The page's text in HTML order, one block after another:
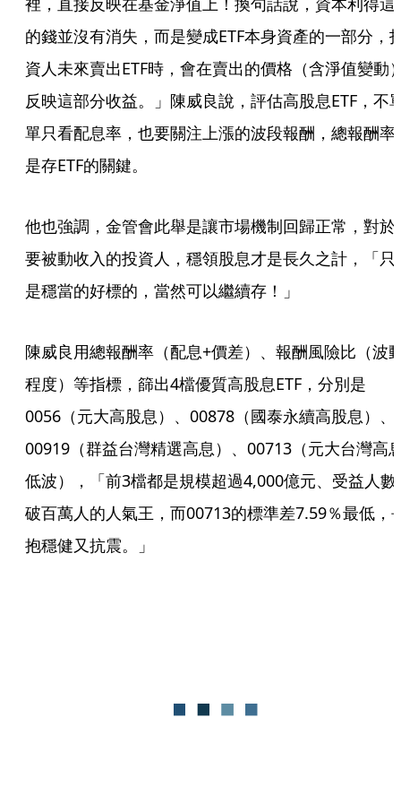
的錢並沒有消失，而是變成ETF本身資產的一部分，
資人未來賣出ETF時，會在賣出的價格（含淨值變動
反映這部分收益。」陳威良說，評估高股息ETF，不
單只看配息率，也要關注上漲的波段報酬，總報酬率
是存ETF的關鍵。
他也強調，金管會此舉是讓市場機制回歸正常，對於
要被動收入的投資人，穩領股息才是長久之計，「只
是穩當的好標的，當然可以繼續存！」
陳威良用總報酬率（配息+價差）、報酬風險比（波
程度）等指標，篩出4檔優質高股息ETF，分別是
0056（元大高股息）、00878（國泰永續高股息）、
00919（群益台灣精選高息）、00713（元大台灣高
低波），「前3檔都是規模超過4,000億元、受益人數
破百萬人的人氣王，而00713的標準差7.59％最低，
抱穩健又抗震。」